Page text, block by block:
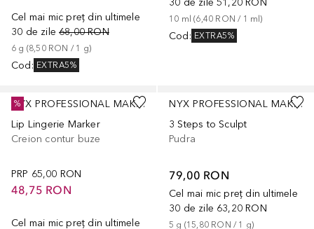
Cel mai mic preț din ultimele
30 de zile 68,00 RON
6 g (8,50 RON / 1 g)
Cod : EXTRA5%
30 de zile 51,20 RON
10 ml (6,40 RON / 1 ml)
Cod : EXTRA5%
NYX PROFESSIONAL MAKEUP
Lip Lingerie Marker
Creion contur buze
PRP 65,00 RON
48,75 RON
Cel mai mic preț din ultimele
%
+6
NYX PROFESSIONAL MAKEUP
3 Steps to Sculpt
Pudra
79,00 RON
Cel mai mic preț din ultimele
30 de zile 63,20 RON
5 g (15,80 RON / 1 g)